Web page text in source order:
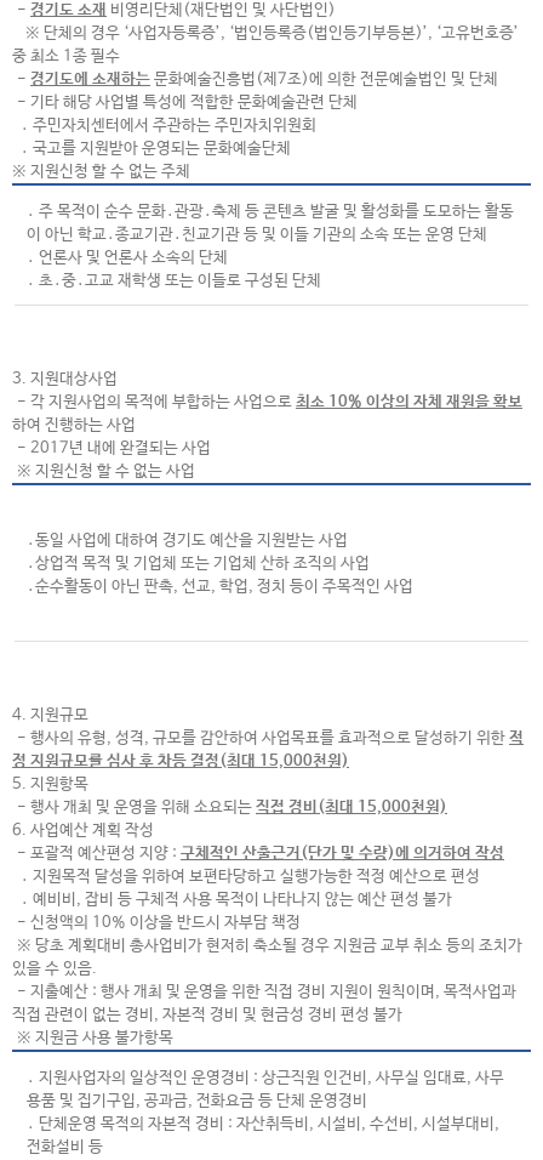
- 경기도 소재 비영리단체(재단법인 및 사단법인)
※ 단체의 경우 ‘사업자등록증’, ‘법인등록증(법인등기부등본)’, ‘고유번호증’
중 최소 1종 필수
- 경기도에 소재하는 문화예술진흥법(제7조)에 의한 전문예술법인 및 단체
- 기타 해당 사업별 특성에 적합한 문화예술관련 단체
․ 주민자치센터에서 주관하는 주민자치위원회
․ 국고를 지원받아 운영되는 문화예술단체
※ 지원신청 할 수 없는 주체
․ 주 목적이 순수 문화․관광․축제 등 콘텐츠 발굴 및 활성화를 도모하는 활동
이 아닌 학교․종교기관․친교기관 등 및 이들 기관의 소속 또는 운영 단체
․ 언론사 및 언론사 소속의 단체
․ 초․중․고교 재학생 또는 이들로 구성된 단체
3. 지원대상사업
- 각 지원사업의 목적에 부합하는 사업으로 최소 10% 이상의 자체 재원을 확보
하여 진행하는 사업
- 2017년 내에 완결되는 사업
※ 지원신청 할 수 없는 사업
․동일 사업에 대하여 경기도 예산을 지원받는 사업
․상업적 목적 및 기업체 또는 기업체 산하 조직의 사업
․순수활동이 아닌 판촉, 선교, 학업, 정치 등이 주목적인 사업
4. 지원규모
- 행사의 유형, 성격, 규모를 감안하여 사업목표를 효과적으로 달성하기 위한 적
정 지원규모를 심사 후 차등 결정(최대 15,000천원)
5. 지원항목
- 행사 개최 및 운영을 위해 소요되는 직접 경비(최대 15,000천원)
6. 사업예산 계획 작성
- 포괄적 예산편성 지양 : 구체적인 산출근거(단가 및 수량)에 의거하여 작성
․ 지원목적 달성을 위하여 보편타당하고 실행가능한 적정 예산으로 편성
․ 예비비, 잡비 등 구체적 사용 목적이 나타나지 않는 예산 편성 불가
- 신청액의 10% 이상을 반드시 자부담 책정
※ 당초 계획대비 총사업비가 현저히 축소될 경우 지원금 교부 취소 등의 조치가
있을 수 있음.
- 지출예산 : 행사 개최 및 운영을 위한 직접 경비 지원이 원칙이며, 목적사업과
직접 관련이 없는 경비, 자본적 경비 및 현금성 경비 편성 불가
※ 지원금 사용 불가항목
․ 지원사업자의 일상적인 운영경비 : 상근직원 인건비, 사무실 임대료, 사무
용품 및 집기구입, 공과금, 전화요금 등 단체 운영경비
․ 단체운영 목적의 자본적 경비 : 자산취득비, 시설비, 수선비, 시설부대비,
전화설비 등